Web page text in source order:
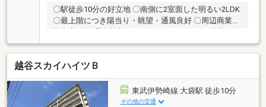
〇駅徒歩10分の好立地 〇南側に2室面した明るい2LDK
〇最上階につき陽当り・眺望・通風良好 〇周辺商業施
渡し可〇お好みのリフォームプランご提案します◇今
年で創業54年！朝日リビング株式会社です。関東一都
三県 12店舗にて営業展開しております。大宮営業所は
旧中山道沿い、駅徒歩5分！総勢10名のスタッフが、
あなたの「売りたい」「買いたい」「貸したい」「借
りたい」「リフォームしたい」をサポート。エリアご
越谷スカイハイツＢ
東武伊勢崎線 大袋駅 徒歩10分
その他の交通